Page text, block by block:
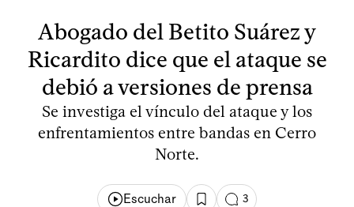
Abogado del Betito Suárez y
Ricardito dice que el ataque se
debió a versiones de prensa
Se investiga el vínculo del ataque y los
enfrentamientos entre bandas en Cerro
Norte.
Escuchar 3